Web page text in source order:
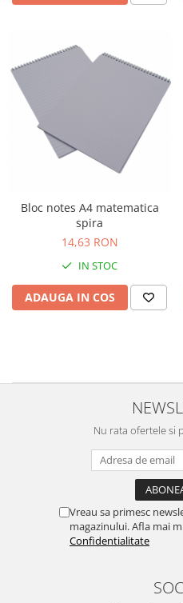
Bloc notes A4 matematica
spira
14,63 RON
IN STOC
ADAUGA IN COS
Nu rata ofertele si
Vreau sa primesc
magazinului. Afla mai
Confidentialitate